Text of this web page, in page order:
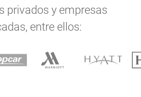
privados y empresas
entre ellos:
P
P